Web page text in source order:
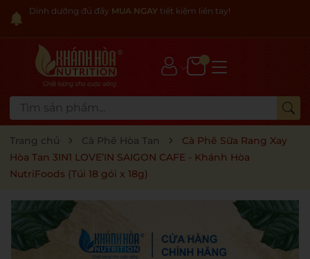
Dinh dưỡng đủ đầy MUA NGAY tiết kiệm liền tay!
Trang chủ Cà Phê Hòa Tan
Cà Phê Sữa Rang Xay
Hòa Tan 3IN1 LOVE’IN SAIGON CAFE - Khánh Hòa
NutriFoods (Túi 18 gói x 18g)